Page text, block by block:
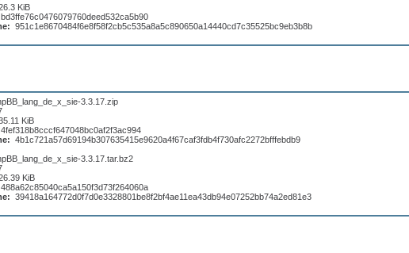
KiB
bd3ffe76c0476079760deed532ca5b90
951c1e8670484f6e8f58f2cb5c535a8a5c890650a14440cd7c35525bc9eb3b8b
3.3.17.zip
KiB
4fef318b8cccf647048bc0af2f3ac994
4b1c721a57d69194b307635415e9620a4f67caf3fdb4f730afc2272bfffebdb9
3.3.17.tar.bz2
KiB
488a62c85040ca5a150f3d73f264060a
39418a164772d0f7d0e3328801be8f2bf4ae11ea43db94e07252bb74a2ed81e3